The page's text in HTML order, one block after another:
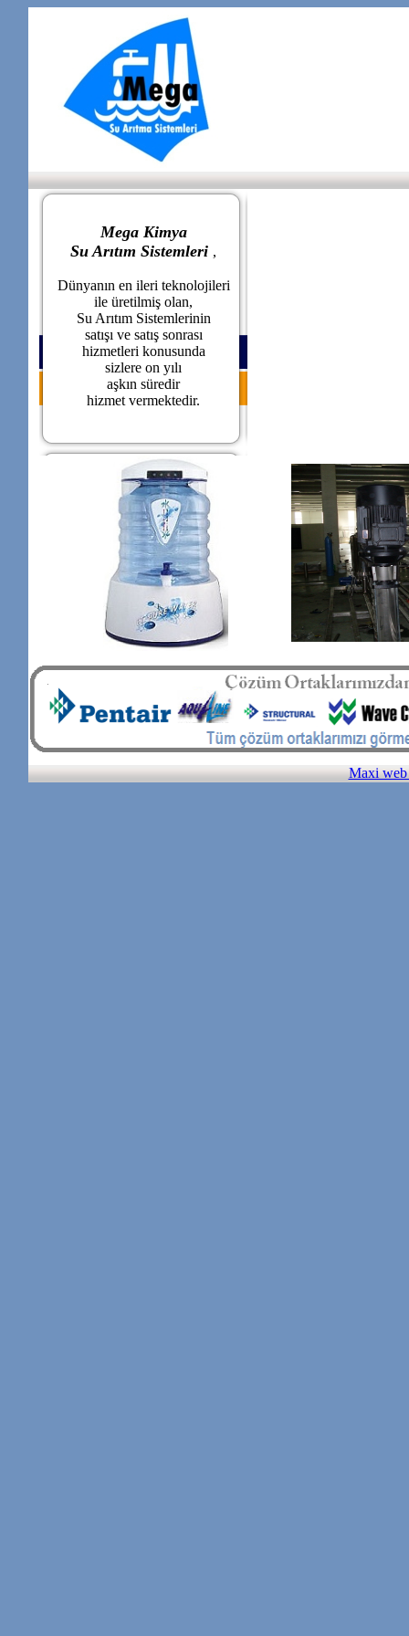
Mega Kimya
Su Arıtım Sistemleri ,
Dünyanın en ileri teknolojileri
ile üretilmiş olan,
Su Arıtım Sistemlerinin
satışı ve satış sonrası
hizmetleri konusunda
sizlere on yılı
aşkın süredir
hizmet vermektedir.
Maxi web